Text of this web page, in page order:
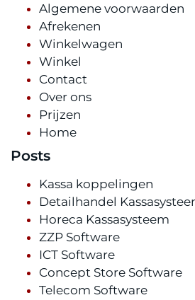
Algemene voorwaarden
Afrekenen
Winkelwagen
Winkel
Contact
Over ons
Prijzen
Home
Posts
Kassa koppelingen
Detailhandel
Horeca Kassasysteem
ZZP Software
ICT Software
Concept Store Software
Telecom Software